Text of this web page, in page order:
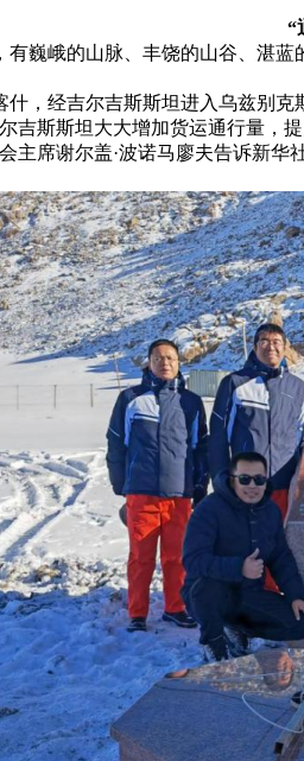
“
峨的山脉、丰饶的山谷、湛蓝
经吉尔吉斯斯坦进入乌兹别克
斯斯坦大大增加货运通行量，提
主席谢尔盖·波诺马廖夫告诉新